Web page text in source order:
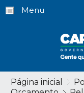
Menu
Página inicial